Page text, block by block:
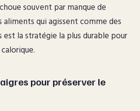
souvent par manque de
qui agissent comme des
la stratégie la plus durable pour
pour préserver le